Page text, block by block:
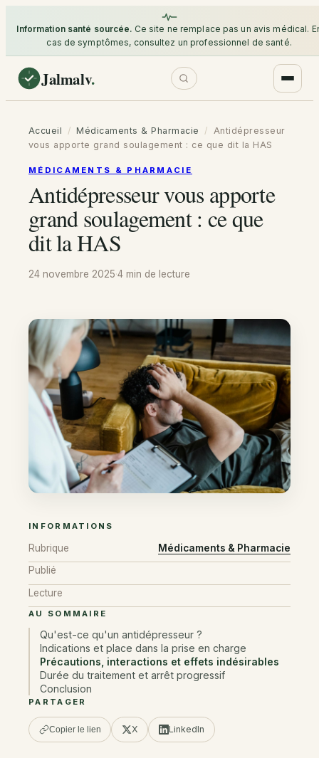
Information santé sourcée. Ce site ne remplace pas un avis médical.
cas de symptômes, consultez un professionnel de santé.
Jalmalv.
Accueil / Médicaments & Pharmacie / Antidépresseur
vous apporte grand soulagement : ce que dit la HAS
MÉDICAMENTS & PHARMACIE
Antidépresseur vous apporte
grand soulagement : ce que
dit la HAS
24 novembre 2025·4 min de lecture
INFORMATIONS
Rubrique
Médicaments & Pharmacie
Publié
Lecture
AU SOMMAIRE
Qu'est-ce qu'un antidépresseur ?
Indications et place dans la prise en charge
Précautions, interactions et effets indésirables
Durée du traitement et arrêt progressif
Conclusion
PARTAGER
Copier le lien X LinkedIn